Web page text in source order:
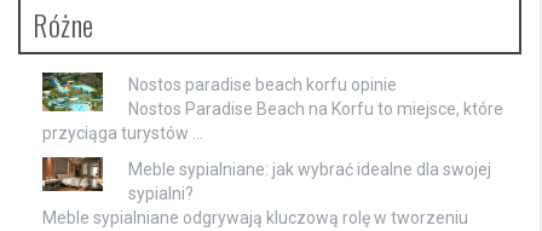
Różne
Nostos paradise beach korfu opinie
Nostos Paradise Beach na Korfu to miejsce, które
przyciąga turystów …
Meble sypialniane: jak wybrać idealne dla swojej
sypialni?
Meble sypialniane odgrywają kluczową rolę w tworzeniu